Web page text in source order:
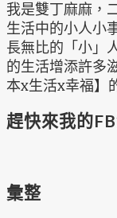
我是雙丁麻麻，
生活中的小人小
長無比的「小」
的生活增添許多
本x生活x幸福】
趕快來我的
彙整